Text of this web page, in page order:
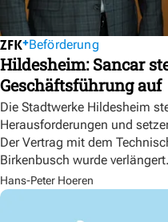
Beförderung
Hildesheim: Sancar
Geschäftsführung auf
Die Stadtwerke Hildesheim
Herausforderungen und
Der Vertrag mit dem
Birkenbusch wurde verlängert.
Hans-Peter Hoeren